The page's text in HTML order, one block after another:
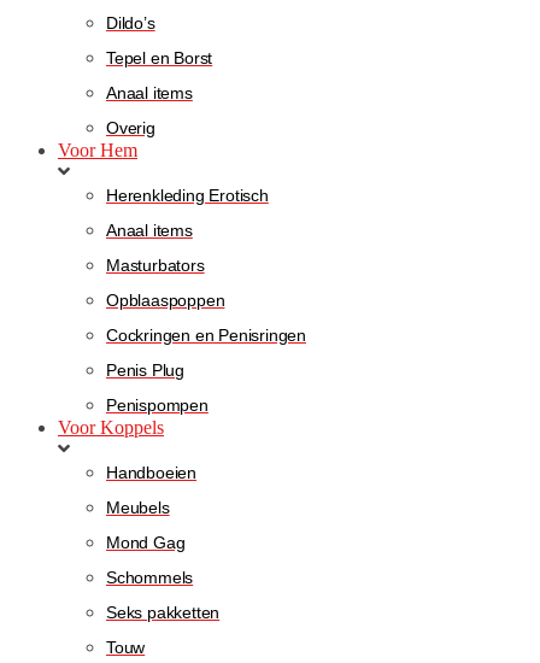
Dildo’s
Tepel en Borst
Anaal items
Overig
Voor Hem
Herenkleding Erotisch
Anaal items
Masturbators
Opblaaspoppen
Cockringen en Penisringen
Penis Plug
Penispompen
Voor Koppels
Handboeien
Meubels
Mond Gag
Schommels
Seks pakketten
Touw